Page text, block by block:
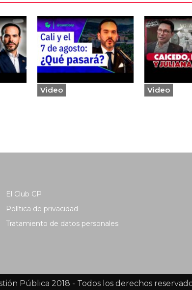
Video Video
El Club CP
Política de privacidad
Tratamiento de datos personales
Pública 2018 - Todos los derechos